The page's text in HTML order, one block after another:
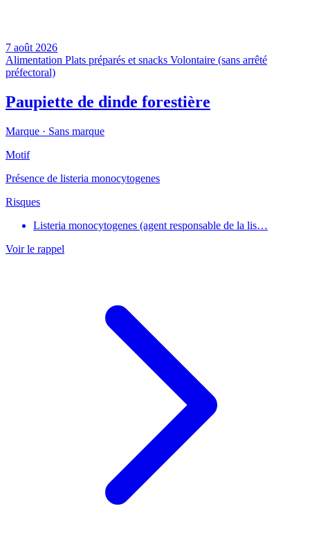
7 août 2026
Alimentation Plats préparés et snacks Volontaire (sans arrêté
préfectoral)
Paupiette de dinde forestière
Marque · Sans marque
Motif
Présence de listeria monocytogenes
Risques
Listeria monocytogenes (agent responsable de la lis…
Voir le rappel